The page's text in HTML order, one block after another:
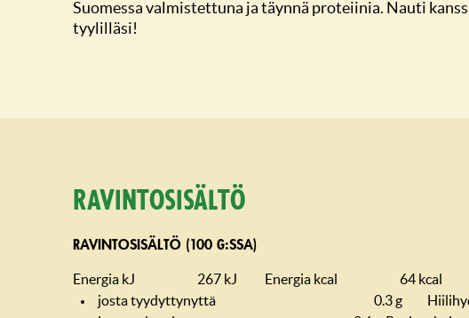
Suomessa valmistettuna ja täynnä proteiinia. Nauti
tyylilläsi!
Ravintosisältö
RAVINTOSISÄLTÖ (100 G:SSA)
Energia kJ 267 kJ Energia kcal 64 kcal
josta tyydyttynyttä
0.3 g